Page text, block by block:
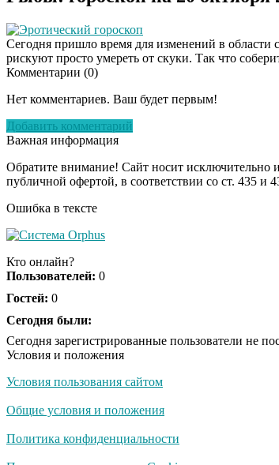
Эротический гороскоп
Сегодня пришло время для изменений в области
рискуют просто умереть от скуки. Так что
Комментарии (0)
Нет комментариев. Ваш будет первым!
Добавить комментарий
Важная информация
Обратите внимание! Сайт носит
публичной офертой, в соответствии со ст. 435 и
Ошибка в тексте
Кто онлайн?
Пользователей: 0
Гостей: 0
Сегодня были:
Сегодня зарегистрированные пользователи не
Условия и положения
Условия пользования сайтом
Общие условия и положения
Политика конфиденциальности